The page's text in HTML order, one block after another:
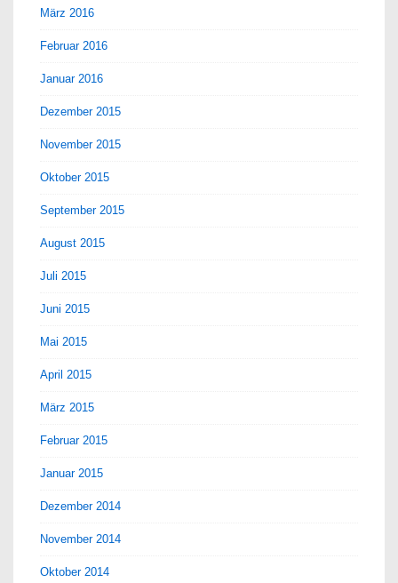
März 2016
Februar 2016
Januar 2016
Dezember 2015
November 2015
Oktober 2015
September 2015
August 2015
Juli 2015
Juni 2015
Mai 2015
April 2015
März 2015
Februar 2015
Januar 2015
Dezember 2014
November 2014
Oktober 2014